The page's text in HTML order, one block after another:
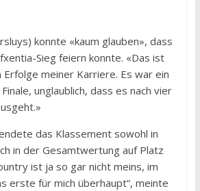
konnte «kaum glauben», dass
Sieg feiern konnte. «Das ist
meiner Karriere. Es war ein
unglaublich, dass es nach vier
das Klassement sowohl in
in der Gesamtwertung auf Platz
ist ja so gar nicht meins, im
erste für mich überhaupt“, meinte